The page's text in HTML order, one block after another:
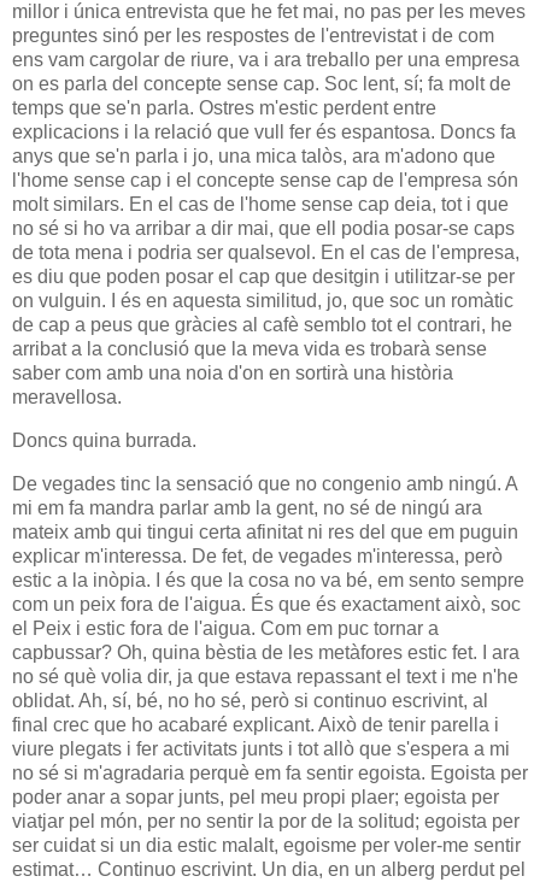
millor i única entrevista que he fet mai, no pas per les meves
preguntes sinó per les respostes de l'entrevistat i de com
ens vam cargolar de riure, va i ara treballo per una empresa
on es parla del concepte sense cap. Soc lent, sí; fa molt de
temps que se'n parla. Ostres m'estic perdent entre
explicacions i la relació que vull fer és espantosa. Doncs fa
anys que se'n parla i jo, una mica talòs, ara m'adono que
l'home sense cap i el concepte sense cap de l'empresa són
molt similars. En el cas de l'home sense cap deia, tot i que
no sé si ho va arribar a dir mai, que ell podia posar-se caps
de tota mena i podria ser qualsevol. En el cas de l'empresa,
es diu que poden posar el cap que desitgin i utilitzar-se per
on vulguin. I és en aquesta similitud, jo, que soc un romàtic
de cap a peus que gràcies al cafè semblo tot el contrari, he
arribat a la conclusió que la meva vida es trobarà sense
saber com amb una noia d'on en sortirà una història
meravellosa.
Doncs quina burrada.
De vegades tinc la sensació que no congenio amb ningú. A
mi em fa mandra parlar amb la gent, no sé de ningú ara
mateix amb qui tingui certa afinitat ni res del que em puguin
explicar m'interessa. De fet, de vegades m'interessa, però
estic a la inòpia. I és que la cosa no va bé, em sento sempre
com un peix fora de l'aigua. És que és exactament això, soc
el Peix i estic fora de l'aigua. Com em puc tornar a
capbussar? Oh, quina bèstia de les metàfores estic fet. I ara
no sé què volia dir, ja que estava repassant el text i me n'he
oblidat. Ah, sí, bé, no ho sé, però si continuo escrivint, al
final crec que ho acabaré explicant. Això de tenir parella i
viure plegats i fer activitats junts i tot allò que s'espera a mi
no sé si m'agradaria perquè em fa sentir egoista. Egoista per
poder anar a sopar junts, pel meu propi plaer; egoista per
viatjar pel món, per no sentir la por de la solitud; egoista per
ser cuidat si un dia estic malalt, egoisme per voler-me sentir
estimat… Continuo escrivint. Un dia, en un alberg perdut pel